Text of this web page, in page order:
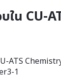
ใน CU-